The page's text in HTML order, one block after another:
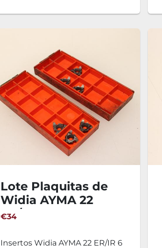
Lote Plaquitas de
Widia AYMA 22
ER/IR 6 TR P30
€34
Insertos Widia AYMA 22 ER/IR 6